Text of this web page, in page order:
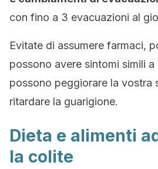
con fino a 3 evacuazioni al
Evitate di assumere farmaci,
possono avere sintomi simili
possono peggiorare la vostra
ritardare la guarigione.
Dieta e alimenti
la colite